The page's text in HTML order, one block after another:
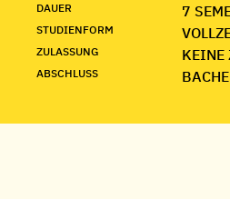
DAUER 7
STUDIENFORM
ZULASSUNG KEINE
ABSCHLUSS